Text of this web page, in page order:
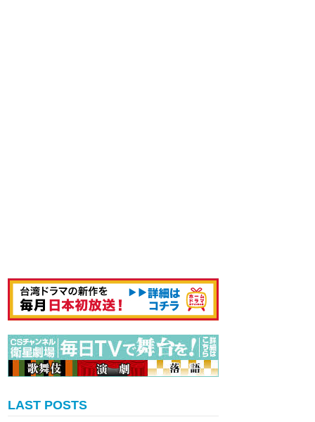
LAST POSTS